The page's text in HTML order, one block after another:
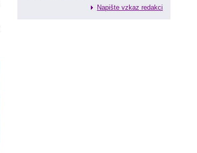
Napište vzkaz redakci